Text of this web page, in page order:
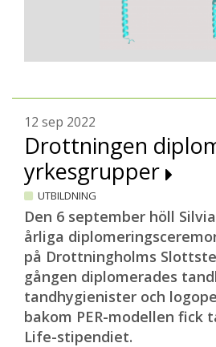
12 sep 2022
Drottningen
yrkesgrupper
UTBILDNING
Den 6 september höll
årliga
på Drottningholms
gången diplomerades
tandhygienister och
bakom PER-modellen fick
Life-stipendiet.